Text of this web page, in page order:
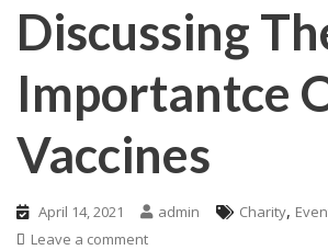
Discussing
Importantce
Vaccines
April 14, 2021 admin Charity,
Leave a comment